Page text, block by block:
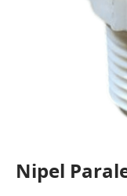
Nipel